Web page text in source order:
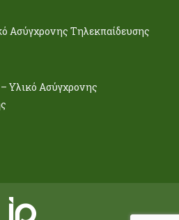
Ασύγχρονης Τηλεκπαίδευσης
Υλικό Ασύγχρονης